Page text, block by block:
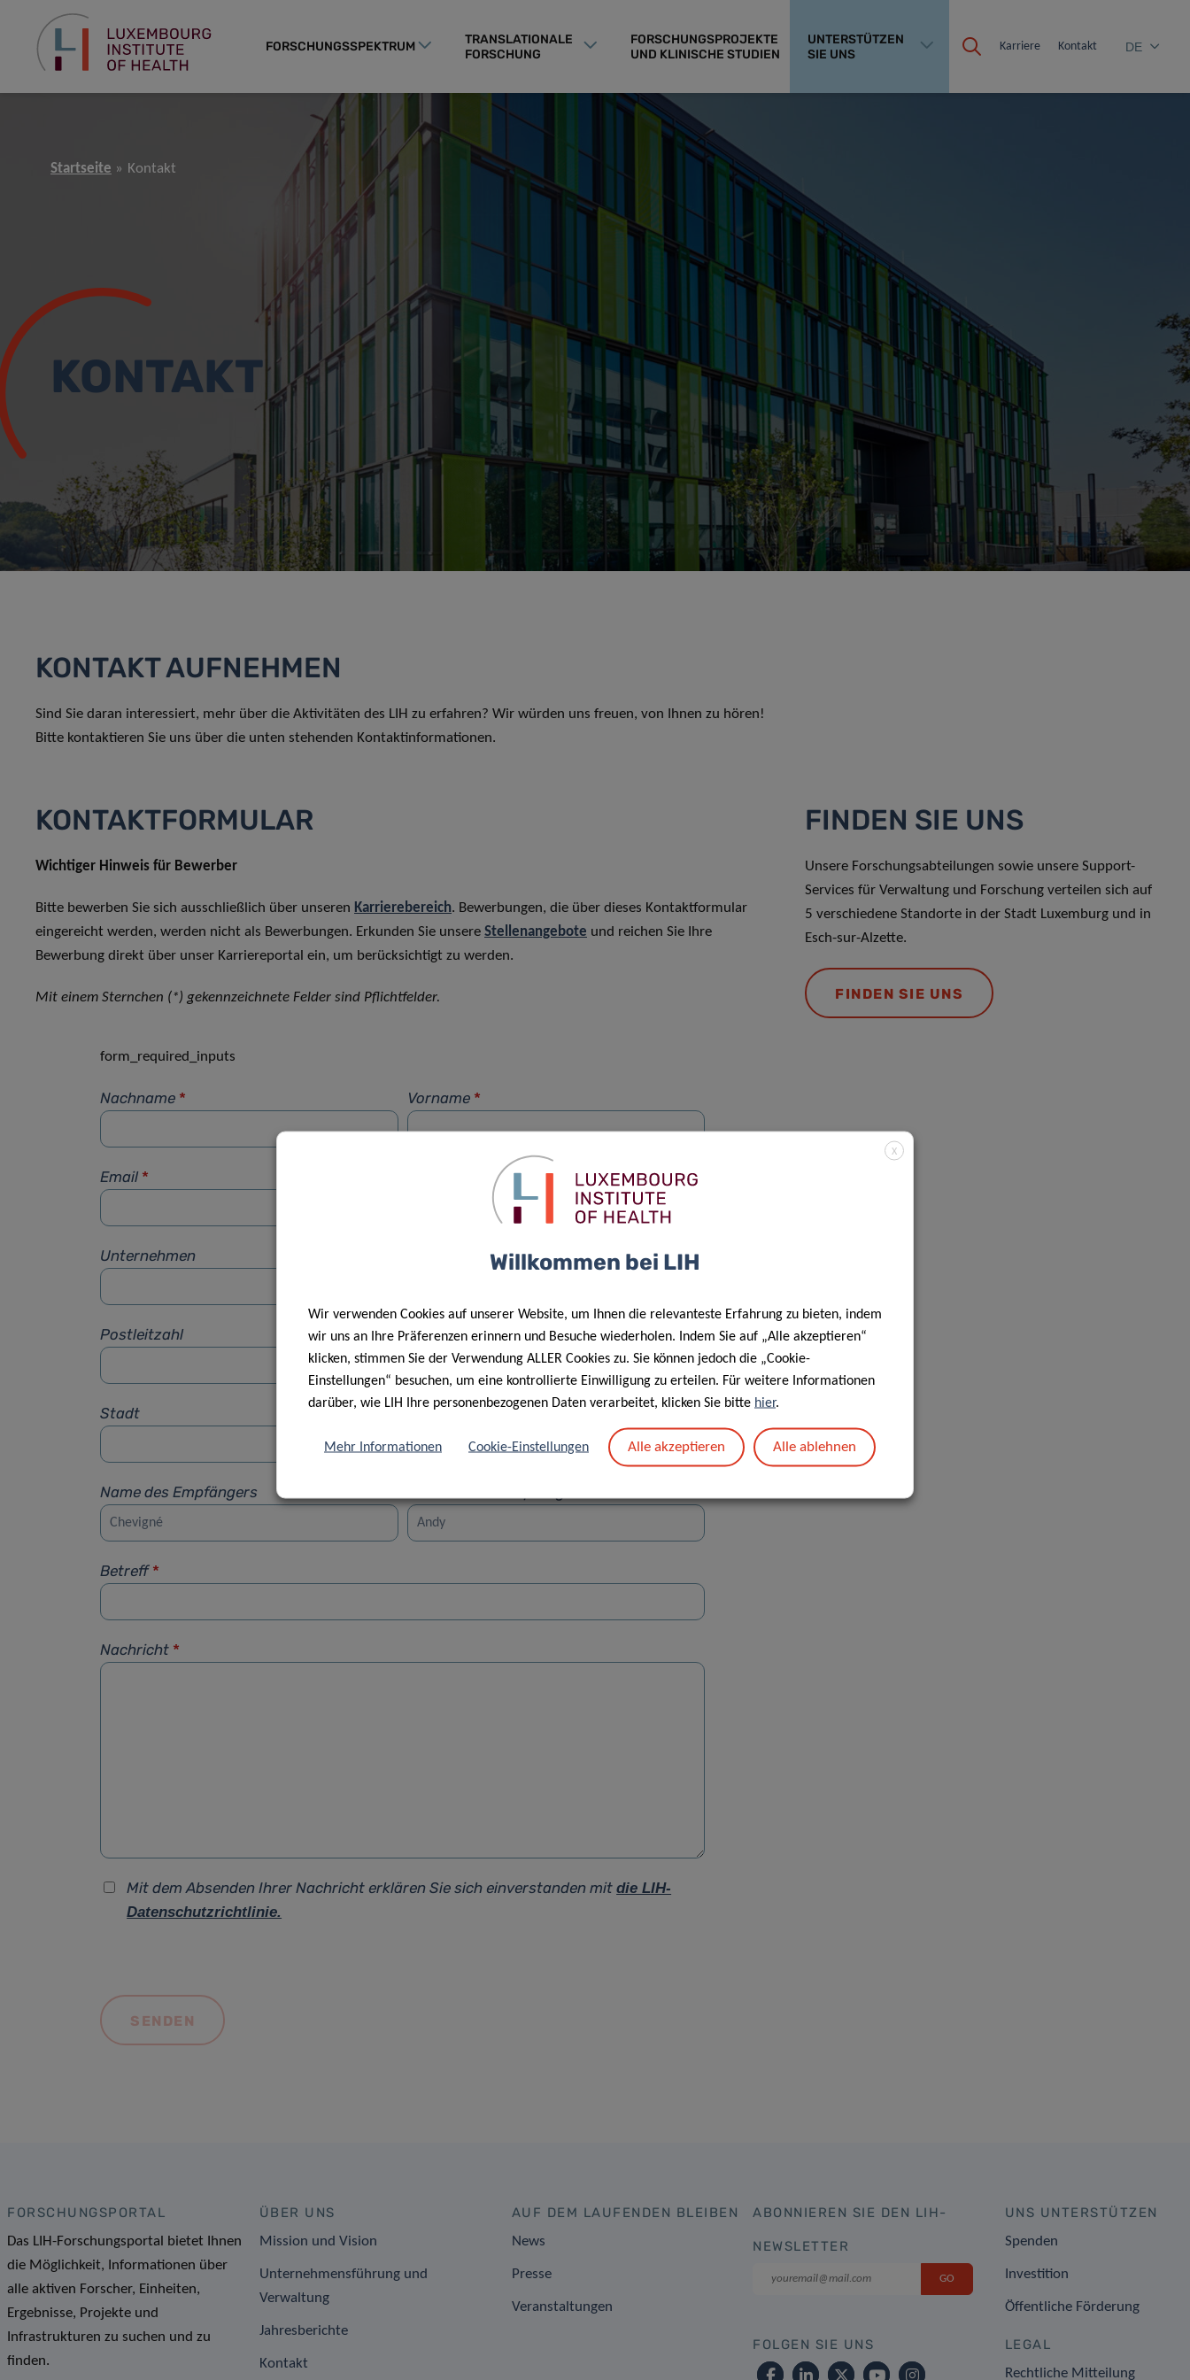
FORSCHUNGSSPEKTRUM
TRANSLATIONALE
FORSCHUNG
FORSCHUNGSPROJEKTE
UND KLINISCHE STUDIEN
UNTERSTÜTZEN
SIE UNS
Karriere Kontakt DE
Startseite Kontakt
KONTAKT
KONTAKT AUFNEHMEN
Sind Sie daran interessiert, mehr über die Aktivitäten des LIH zu erfahren? Wir würden uns freuen, von Ihnen zu hören!
Bitte kontaktieren Sie uns über die unten stehenden Kontaktinformationen.
KONTAKTFORMULAR
Wichtiger Hinweis für Bewerber
Bitte bewerben Sie sich ausschließlich über unseren Karrierebereich. Bewerbungen, die über dieses Kontaktformular
eingereicht werden, werden nicht als Bewerbungen. Erkunden Sie unsere Stellenangebote und reichen Sie Ihre
Bewerbung direkt über unser Karriereportal ein, um berücksichtigt zu werden.
Mit einem Sternchen (*) gekennzeichnete Felder sind Pflichtfelder.
form_required_inputs
Nachname * Vorname *
Email *
Unternehmen
Postleitzahl Straße
Stadt
Name des Empfängers
Betreff *
Nachricht *
Mit dem Absenden Ihrer Nachricht erklären Sie sich einverstanden mitdie LIH-
Datenschutzrichtlinie.
FINDEN SIE UNS
Unsere Forschungsabteilungen sowie unsere Support-
Services für Verwaltung und Forschung verteilen sich auf
5 verschiedene Standorte in der Stadt Luxemburg und in
Esch-sur-Alzette.
FINDEN SIE UNS
FORSCHUNGSPORTAL
Das LIH-Forschungsportal bietet Ihnen
die Möglichkeit, Informationen über
alle aktiven Forscher, Einheiten,
Ergebnisse, Projekte und
Infrastrukturen zu suchen und zu
finden.
ÜBER UNS
Mission und Vision
Unternehmensführung und
Verwaltung
Jahresberichte
Kontakt
AUF DEM LAUFENDEN BLEIBEN
News
Presse
Veranstaltungen
ABONNIEREN SIE DEN LIH-
NEWSLETTER
FOLGEN SIE UNS
UNS UNTERSTÜTZEN
Spenden
Investition
Öffentliche Förderung
LEGAL
Rechtliche Mitteilung
X
Willkommen bei LIH
Wir verwenden Cookies auf unserer Website, um Ihnen die relevanteste Erfahrung zu bieten, indem
wir uns an Ihre Präferenzen erinnern und Besuche wiederholen. Indem Sie auf „Alle akzeptieren“
klicken, stimmen Sie der Verwendung ALLER Cookies zu. Sie können jedoch die „Cookie-
Einstellungen“ besuchen, um eine kontrollierte Einwilligung zu erteilen. Für weitere Informationen
darüber, wie LIH Ihre personenbezogenen Daten verarbeitet, klicken Sie bitte hier.
Mehr Informationen Cookie-Einstellungen Alle akzeptieren Alle ablehnen